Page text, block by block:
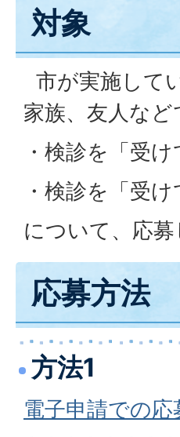
対象
市が実施して
家族、友人など
・検診を「受
・検診を「受
について、応募
応募方法
方法1
電子申請での応